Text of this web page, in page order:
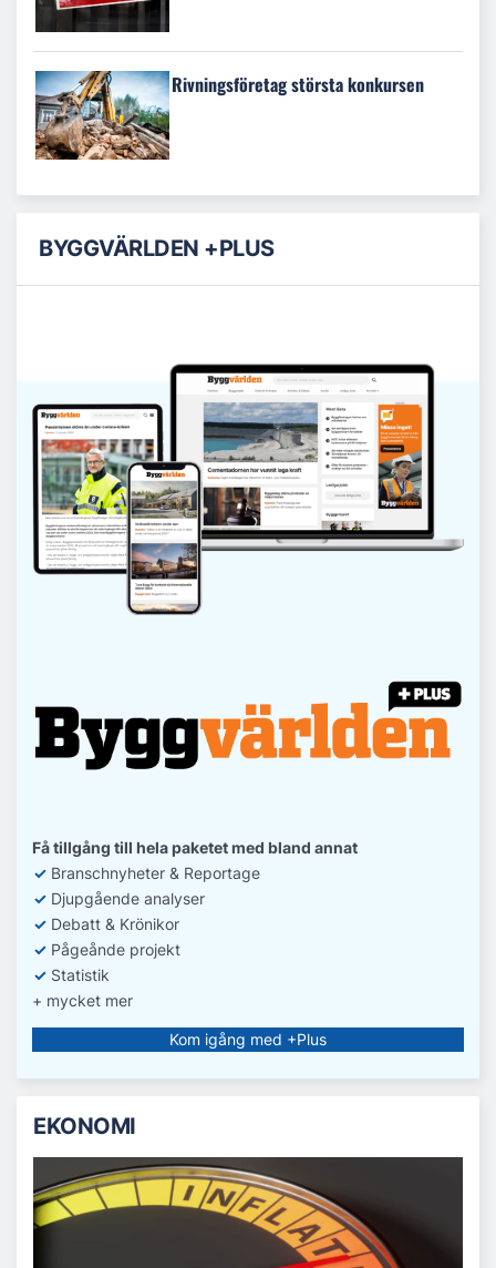
Rivningsföretag största konkursen
BYGGVÄRLDEN +PLUS
Få tillgång till hela paketet med bland annat
✓ Branschnyheter & Reportage
✓ Djupgående analyser
✓ Debatt & Krönikor
✓ Pågeånde projekt
✓ Statistik
+ mycket mer
Kom igång med +Plus
EKONOMI